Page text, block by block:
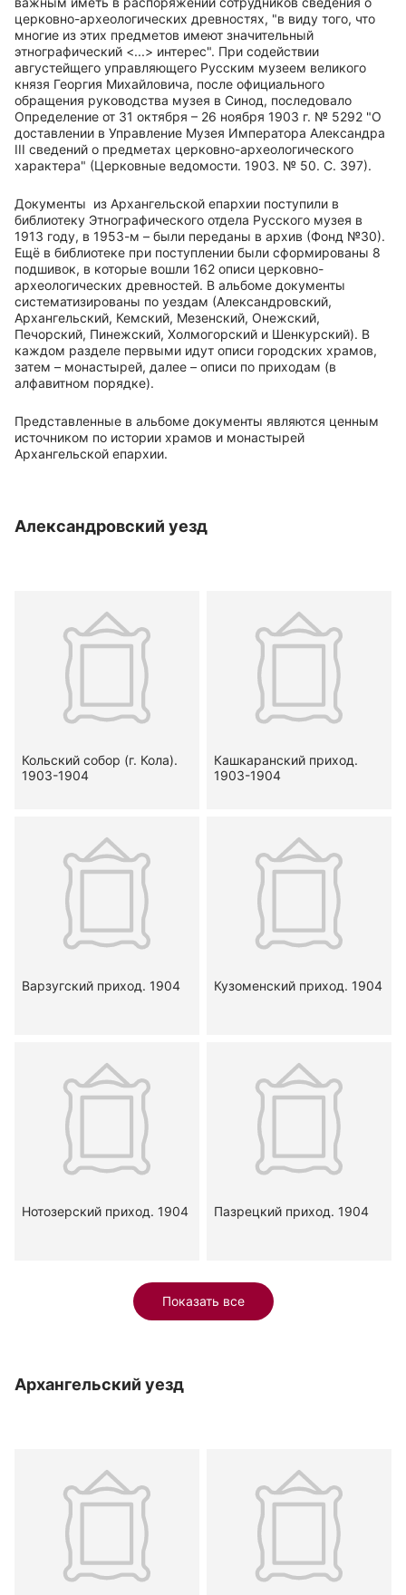
церковно-археологических древностях, "в виду того, что
многие из этих предметов имеют значительный
этнографический <...> интерес". При содействии
августейщего управляющего Русским музеем великого
князя Георгия Михайловича, после официального
обращения руководства музея в Синод, последовало
Определение от 31 октября – 26 ноября 1903 г. № 5292 "О
доставлении в Управление Музея Императора Александра
III сведений о предметах церковно-археологического
характера" (Церковные ведомости. 1903. № 50. С. 397).
Документы из Архангельской епархии поступили в
библиотеку Этнографического отдела Русского музея в
1913 году, в 1953-м – были переданы в архив (Фонд №30).
Ещё в библиотеке при поступлении были сформированы 8
подшивок, в которые вошли 162 описи церковно-
археологических древностей. В альбоме документы
систематизированы по уездам (Александровский,
Архангельский, Кемский, Мезенский, Онежский,
Печорский, Пинежский, Холмогорский и Шенкурский). В
каждом разделе первыми идут описи городских храмов,
затем – монастырей, далее – описи по приходам (в
алфавитном порядке).
Представленные в альбоме документы являются ценным
источником по истории храмов и монастырей
Архангельской епархии.
Александровский уезд
Кольский собор (г. Кола).
1903-1904
Кашкаранский приход.
1903-1904
Варзугский приход. 1904 Кузоменский приход. 1904
Нотозерский приход. 1904 Пазрецкий приход. 1904
Показать все
Архангельский уезд